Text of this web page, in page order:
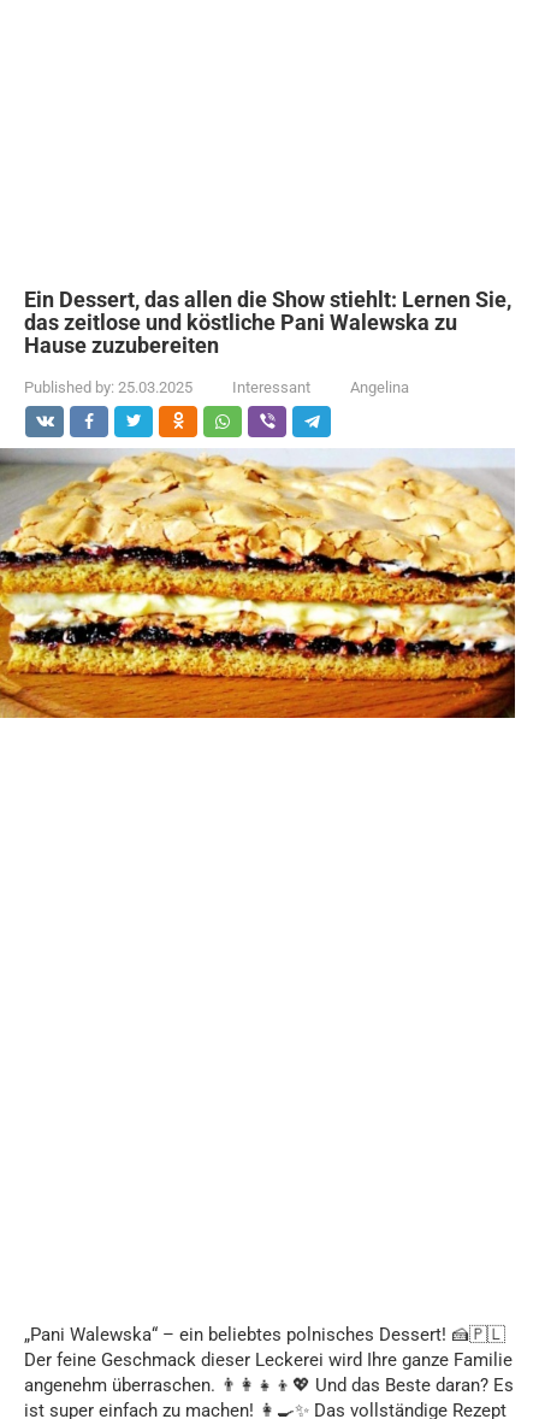
Ein Dessert, das allen die Show stiehlt: Lernen Sie,
das zeitlose und köstliche Pani Walewska zu
Hause zuzubereiten
Published by: 25.03.2025 Interessant Angelina
„Pani Walewska“ – ein beliebtes polnisches Dessert! 🍰🇵🇱
Der feine Geschmack dieser Leckerei wird Ihre ganze Familie
angenehm überraschen. 👨‍👩‍👧‍👦💖 Und das Beste daran? Es
ist super einfach zu machen! 👩‍🍳✨ Das vollständige Rezept